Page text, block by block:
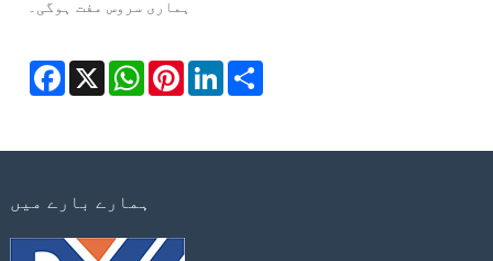
ہماری سروس مفت ہوگی۔
Facebook
X WhatsAppPinterestLinkedIn
ہمارے بارے میں